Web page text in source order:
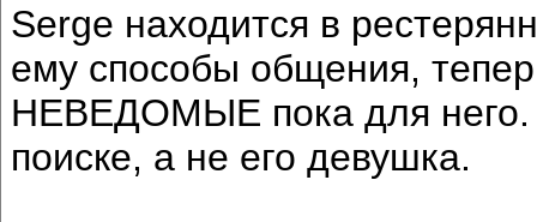
Serge находится в
ему способы общения,
НЕВЕДОМЫЕ пока для него.
поиске, а не его девушка.